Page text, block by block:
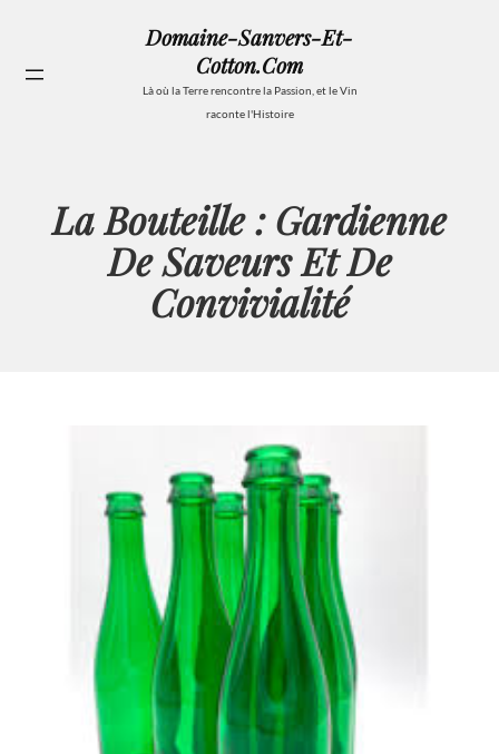
contenu
Domaine-Sanvers-Et-
Cotton.com
Là où la Terre rencontre la Passion, et le Vin
raconte l'Histoire
La Bouteille : Gardienne
De Saveurs Et De
Convivialité